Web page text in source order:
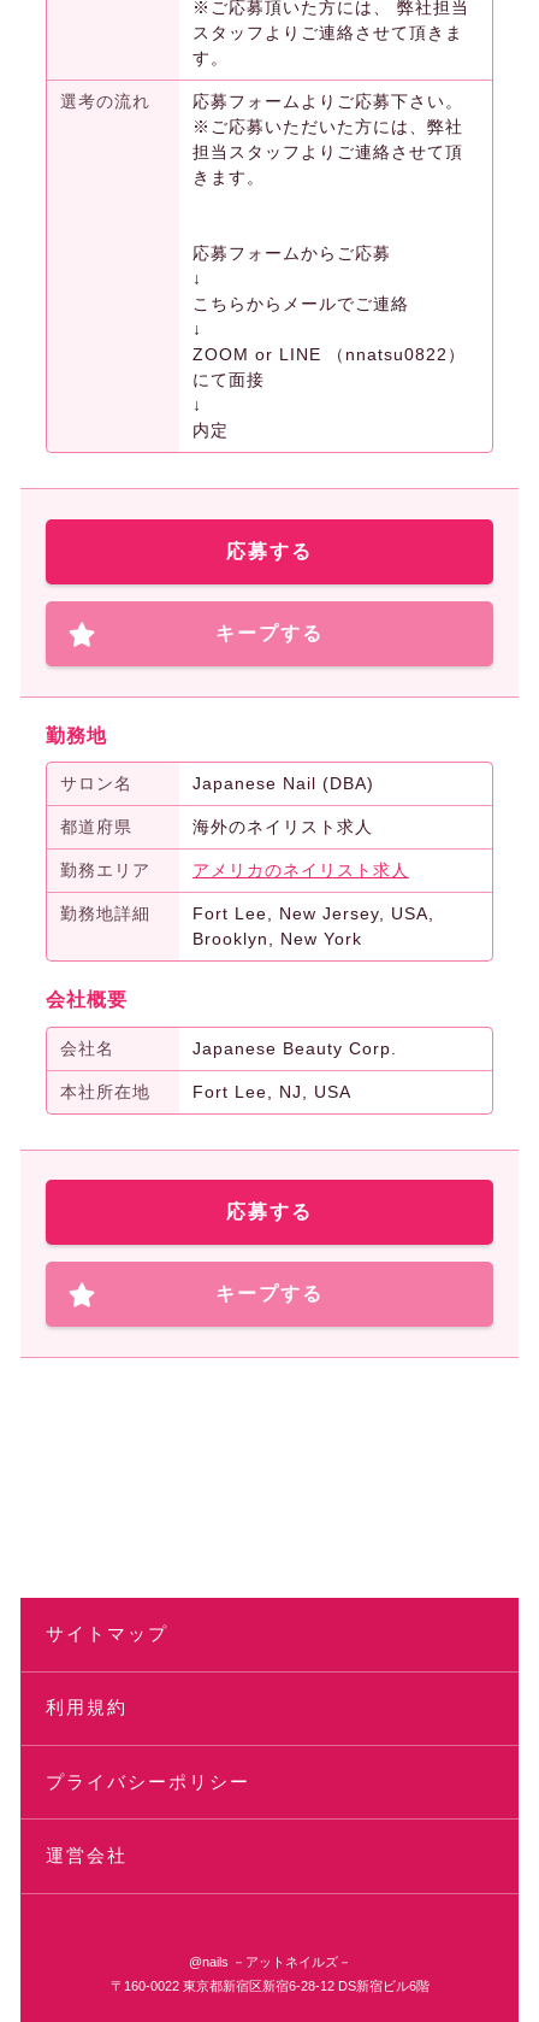
※ご応募頂いた方には、 弊社担当
スタッフよりご連絡させて頂きま
す。
選考の流れ
応募フォームよりご応募下さい。
※ご応募いただいた方には、弊社
担当スタッフよりご連絡させて頂
きます。
応募フォームからご応募
↓
こちらからメールでご連絡
↓
ZOOM or LINE （nnatsu0822）
にて面接
↓
内定
応募する
キープする
勤務地
サロン名 Japanese Nail (DBA)
都道府県 海外のネイリスト求人
勤務エリア アメリカのネイリスト求人
勤務地詳細
Fort Lee, New Jersey, USA,
Brooklyn, New York
会社概要
会社名 Japanese Beauty Corp.
本社所在地 Fort Lee, NJ, USA
応募する
キープする
サイトマップ
利用規約
プライバシーポリシー
運営会社
@nails －アットネイルズ－
〒160-0022 東京都新宿区新宿6-28-12 DS新宿ビル6階